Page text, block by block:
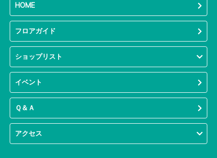
HOME
フロアガイド
ショップリスト
イベント
Ｑ＆Ａ
アクセス